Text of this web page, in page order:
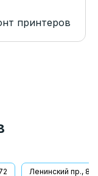
принтеров
Ленинский пр., 8/1